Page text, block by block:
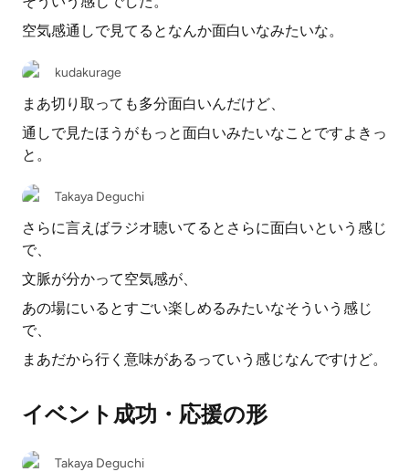
空気感通しで見てるとなんか面白いなみたいな。
kudakurage
まあ切り取っても多分面白いんだけど、
通しで見たほうがもっと面白いみたいなことですよきっ
と。
Takaya Deguchi
さらに言えばラジオ聴いてるとさらに面白いという感じ
で、
文脈が分かって空気感が、
あの場にいるとすごい楽しめるみたいなそういう感じ
で、
まあだから行く意味があるっていう感じなんですけど。
イベント成功・応援の形
Takaya Deguchi